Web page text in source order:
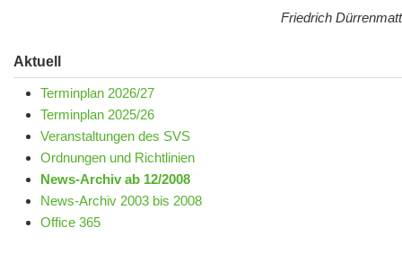
Friedrich Dürrenmatt
Aktuell
Terminplan 2026/27
Terminplan 2025/26
Veranstaltungen des SVS
Ordnungen und Richtlinien
News-Archiv ab 12/2008
News-Archiv 2003 bis 2008
Office 365